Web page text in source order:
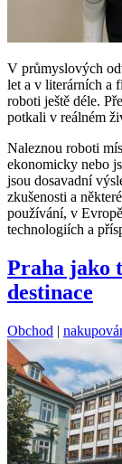
V průmyslových
let a v literárních a
roboti ještě déle.
potkali v reálném
Naleznou roboti
ekonomicky nebo
jsou dosavadní
zkušenosti a
používání, v
technologiích a
Praha jako
destinace
Kategorie:
Obchod | Štítky: